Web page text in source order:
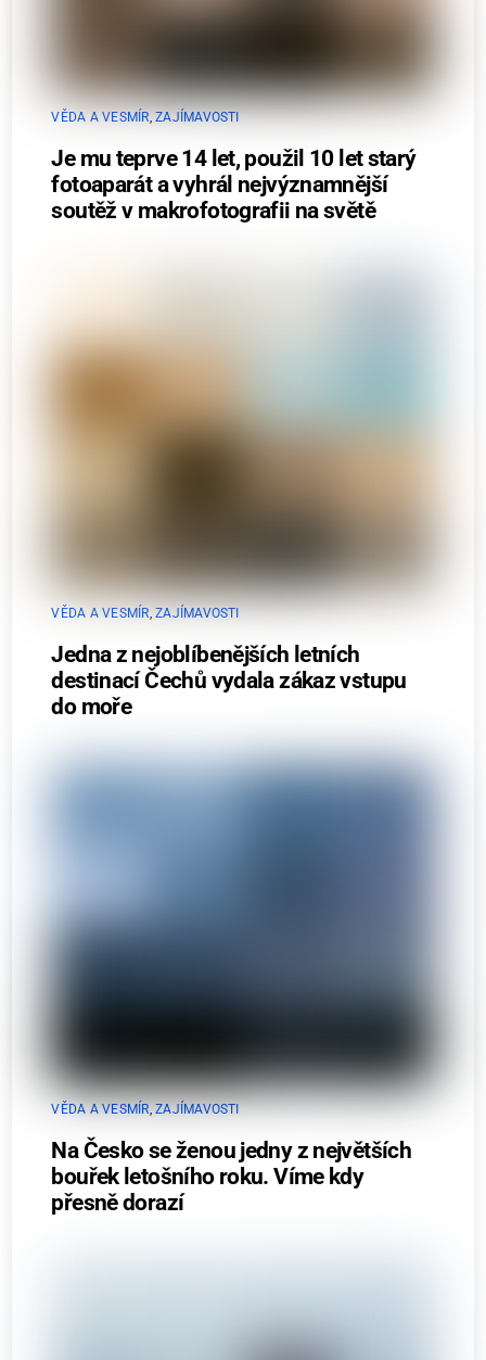
VĚDA A VESMÍR,ZAJÍMAVOSTI
Je mu teprve 14 let, použil 10 let starý
fotoaparát a vyhrál nejvýznamnější
soutěž v makrofotografii na světě
VĚDA A VESMÍR,ZAJÍMAVOSTI
Jedna z nejoblíbenějších letních
destinací Čechů vydala zákaz vstupu
do moře
VĚDA A VESMÍR,ZAJÍMAVOSTI
Na Česko se ženou jedny z největších
bouřek letošního roku. Víme kdy
přesně dorazí